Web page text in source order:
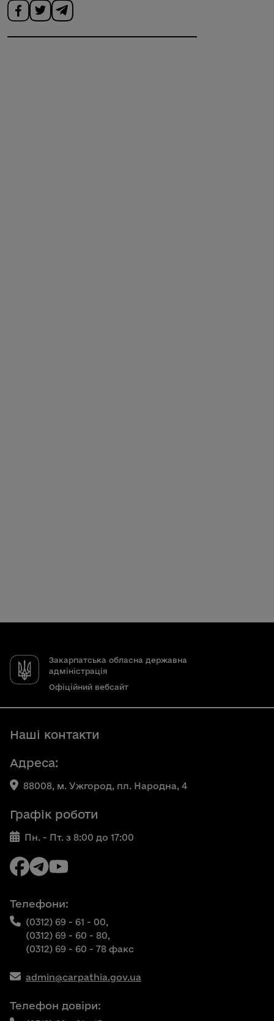
Закарпатська обласна державна
адміністрація
Офіційний вебсайт
Наші контакти
Адреса:
88008, м. Ужгород, пл. Народна, 4
Графік роботи
Пн. - Пт. з 8:00 до 17:00
Телефони:
(0312) 69 - 61 - 00,
(0312) 69 - 60 - 80,
(0312) 69 - 60 - 78 факс
admin@carpathia.gov.ua
Телефон довіри: